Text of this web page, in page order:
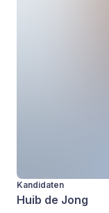
Kandidaten
Huib de Jong